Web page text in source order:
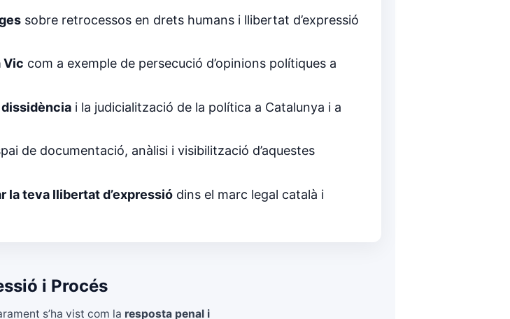
sobre retrocessos en drets humans i llibertat d’expressió
Vic com a exemple de persecució d’opinions polítiques a
i la judicialització de la política a Catalunya i a
de documentació, anàlisi i visibilització d’aquestes
la teva llibertat d’expressió dins el marc legal català i
i Procés
s’ha vist com la resposta penal i